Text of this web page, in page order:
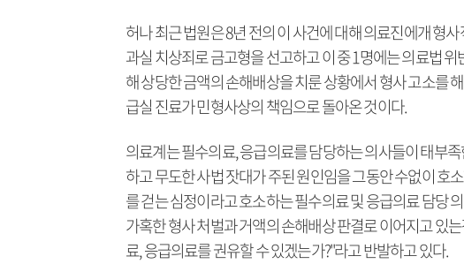
허나 최근 법원은 8년 전의 이 사건에 대해 의료진에개 형
과실 치상죄로 금고형을 선고하고 이 중 1명에는 의료법
해 상당한 금액의 손해배상을 치룬 상황에서 형사 고소를
급실 진료가 민형사상의 책임으로 돌아온 것이다.
의료계는 필수의료, 응급의료를 담당하는 의사들이 태부
하고 무도한 사법 잣대가 주된 원인임을 그동안 수없이 호
를 걷는 심정이라고 호소하는 필수의료 및 응급의료 담당
가혹한 형사 처벌과 거액의 손해배상 판결로 이어지고 있
료, 응급의료를 권유할 수 있겠는가?"라고 반발하고 있다.